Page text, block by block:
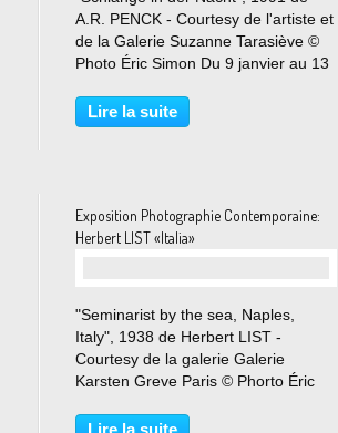
A.R. PENCK - Courtesy de l'artiste et
de la Galerie Suzanne Tarasiève ©
Photo Éric Simon Du 9 janvier au 13
Polke, Jörg Immendorff , A.R. Penck
, Markus Lüpertz, Georg Baselitz. Né
Lire la suite
Exposition Photographie Contemporaine:
Herbert LIST «Italia»
"Seminarist by the sea, Naples,
Italy", 1938 de Herbert LIST -
Courtesy de la galerie Galerie
Karsten Greve Paris © Phorto Éric
février 2021 Le travail d’Herbert List
Lire la suite